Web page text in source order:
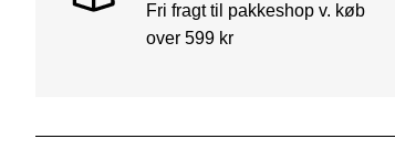
Fri fragt til pakkeshop v. køb
over 599 kr